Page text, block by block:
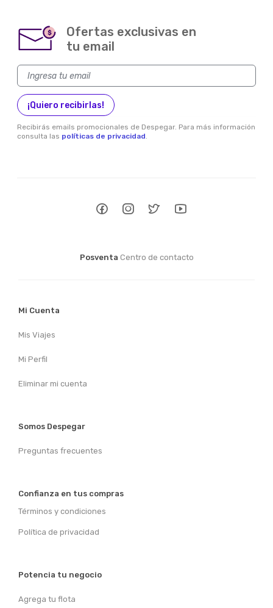
$
Ofertas exclusivas en
tu email
¡Quiero recibirlas!
Recibirás emails promocionales de Despegar. Para más información
consulta las políticas de privacidad.
Posventa Centro de contacto
Mi Cuenta
Mis Viajes
Mi Perfil
Eliminar mi cuenta
Somos Despegar
Preguntas frecuentes
Confianza en tus compras
Términos y condiciones
Política de privacidad
Potencia tu negocio
Agrega tu flota